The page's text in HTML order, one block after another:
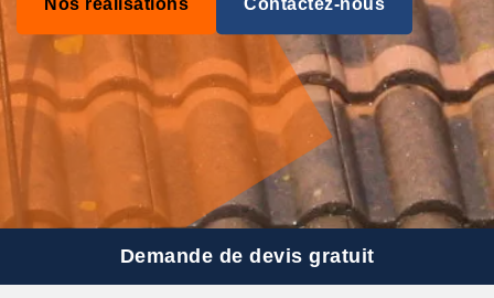
Nos réalisations Contactez-nous
Demande de devis gratuit